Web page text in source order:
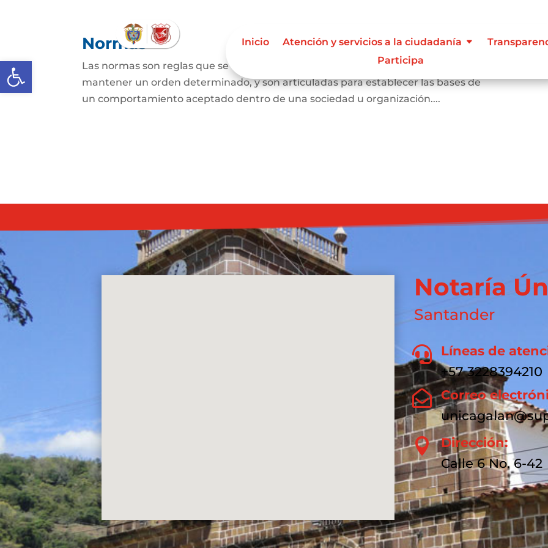
Abrir barra de herramientas
Inicio Atención y servicios a la ciudadanía
Participa
Normas
Las normas son reglas que se establecen con el propósito de regular comportamientos para
mantener un orden determinado, y son articuladas para establecer las bases de
un comportamiento aceptado dentro de una sociedad u organización....
Notaría
Santander

Líneas de
+57 3228394210
 Correo
 Dirección:
Calle 6 No. 6-42